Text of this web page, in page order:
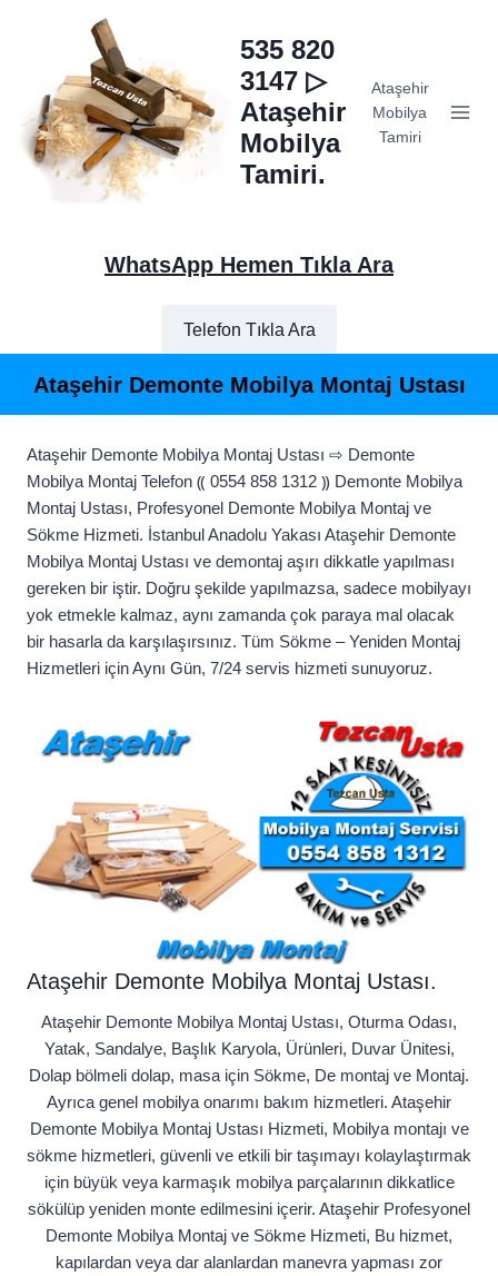
535 820
3147 ▷
Ataşehir
Mobilya
Tamiri.
Ataşehir
Mobilya
Tamiri
WhatsApp Hemen Tıkla Ara
Telefon Tıkla Ara
Ataşehir Demonte Mobilya Montaj Ustası
Ataşehir Demonte Mobilya Montaj Ustası ⇨ Demonte
Mobilya Montaj Telefon ⸨ 0554 858 1312 ⸩ Demonte Mobilya
Montaj Ustası, Profesyonel Demonte Mobilya Montaj ve
Sökme Hizmeti. İstanbul Anadolu Yakası Ataşehir Demonte
Mobilya Montaj Ustası ve demontaj aşırı dikkatle yapılması
gereken bir iştir. Doğru şekilde yapılmazsa, sadece mobilyayı
yok etmekle kalmaz, aynı zamanda çok paraya mal olacak
bir hasarla da karşılaşırsınız. Tüm Sökme – Yeniden Montaj
Hizmetleri için Aynı Gün, 7/24 servis hizmeti sunuyoruz.
Ataşehir Demonte Mobilya Montaj Ustası.
Ataşehir Demonte Mobilya Montaj Ustası, Oturma Odası,
Yatak, Sandalye, Başlık Karyola, Ürünleri, Duvar Ünitesi,
Dolap bölmeli dolap, masa için Sökme, De montaj ve Montaj.
Ayrıca genel mobilya onarımı bakım hizmetleri. Ataşehir
Demonte Mobilya Montaj Ustası Hizmeti, Mobilya montajı ve
sökme hizmetleri, güvenli ve etkili bir taşımayı kolaylaştırmak
için büyük veya karmaşık mobilya parçalarının dikkatlice
sökülüp yeniden monte edilmesini içerir. Ataşehir Profesyonel
Demonte Mobilya Montaj ve Sökme Hizmeti, Bu hizmet,
kapılardan veya dar alanlardan manevra yapması zor